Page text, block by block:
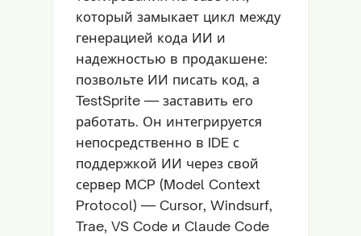
который замыкает цикл между
генерацией кода ИИ и
надежностью в продакшене:
позвольте ИИ писать код, а
TestSprite — заставить его
работать. Он интегрируется
непосредственно в IDE с
поддержкой ИИ через свой
сервер MCP (Model Context
Protocol) — Cursor, Windsurf,
Trae, VS Code и Claude Code